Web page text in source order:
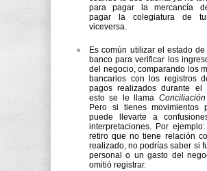
para pagar la mercancía
pagar la colegiatura de
viceversa.
Es común utilizar el estado de
banco para verificar los
del negocio, comparando los
bancarios con los registros
pagos realizados durante el
esto se le llama
Pero si tienes movimientos
puede llevarte a
interpretaciones. Por
retiro que no tiene relación
realizado, no podrías saber si
personal o un gasto del
omitió registrar.